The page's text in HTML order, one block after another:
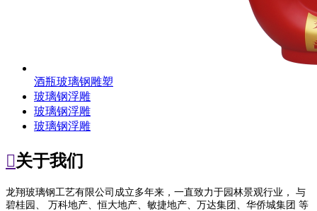
酒瓶玻璃钢雕塑
玻璃钢浮雕
玻璃钢浮雕
玻璃钢浮雕
关于我们
龙翔玻璃钢工艺有限公司成立多年来，一直致力于园林景观行业， 与
碧桂园、 万科地产、恒大地产、敏捷地产、万达集团、华侨城集团 等